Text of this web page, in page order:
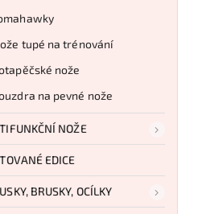
tupé na trénování
nože
na pevné nože
NOŽE
EDICE
BRUSKY, OCÍLKY